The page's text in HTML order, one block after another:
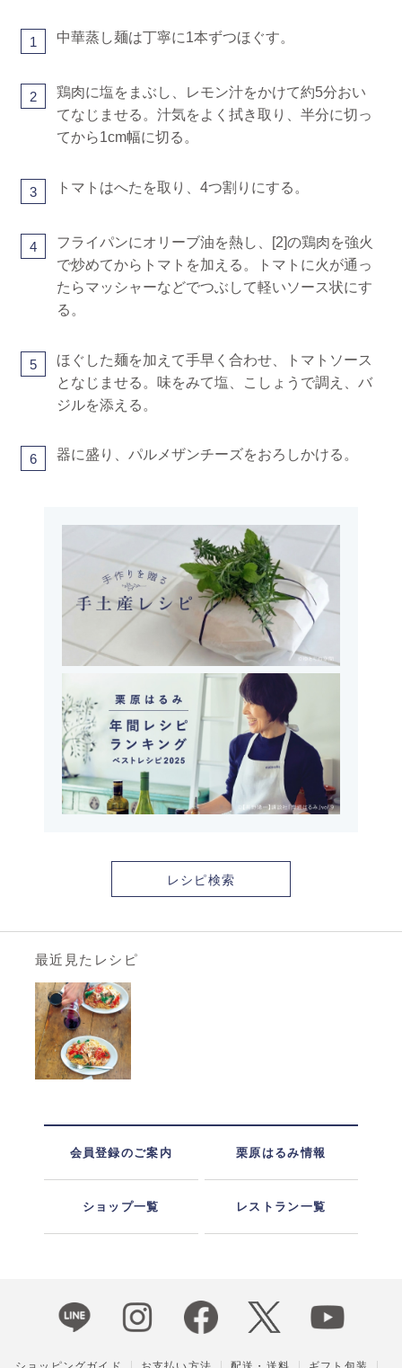
1 中華蒸し麺は丁寧に1本ずつほぐす。
2
鶏肉に塩をまぶし、レモン汁をかけて約5分おい
てなじませる。汁気をよく拭き取り、半分に切っ
てから1cm幅に切る。
3 トマトはへたを取り、4つ割りにする。
4
フライパンにオリーブ油を熱し、[2]の鶏肉を強火
で炒めてからトマトを加える。トマトに火が通っ
たらマッシャーなどでつぶして軽いソース状にす
る。
5
ほぐした麺を加えて手早く合わせ、トマトソース
となじませる。味をみて塩、こしょうで調え、バ
ジルを添える。
6 器に盛り、パルメザンチーズをおろしかける。
レシピ検索
最近見たレシピ
会員登録のご案内 栗原はるみ情報
ショップ一覧 レストラン一覧